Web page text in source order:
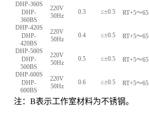
DHP-360S
220V
50Hz
0.3 ≤±0.5 RT+5～65
DHP-
360BS
DHP-420S
220V
50Hz
0.4 ≤±0.5 RT+5～65
DHP-
420BS
DHP-500S
220V
50Hz
0.5 ≤±0.5 RT+5～65
DHP-
500BS
DHP-600S
220V
50Hz
0.6 ≤±0.5 RT+5～65
DHP-
600BS
注：B表示工作室材料为不锈钢。